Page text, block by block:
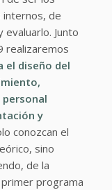
de
Junto
realizaremos
el diseño del
y
conozcan el
sino
de la
programa